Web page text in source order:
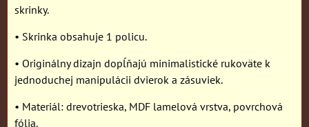
skrinky.
• Skrinka obsahuje 1 policu.
• Originálny dizajn dopĺňajú minimalistické rukoväte k
jednoduchej manipulácii dvierok a zásuviek.
• Materiál: drevotrieska, MDF lamelová vrstva, povrchová
fólia.